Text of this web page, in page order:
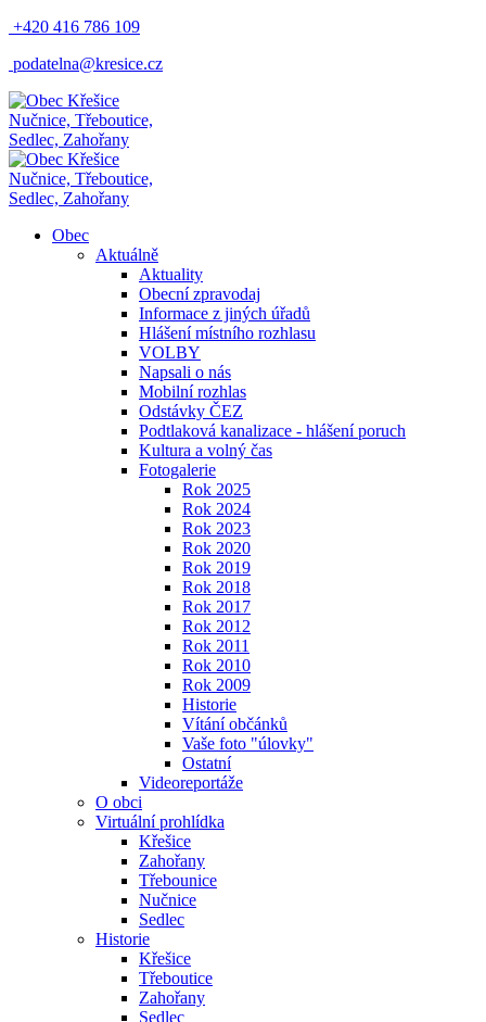
+420 416 786 109
podatelna@kresice.cz
Nučnice, Třeboutice,
Sedlec, Zahořany
Nučnice, Třeboutice,
Sedlec, Zahořany
Obec
Aktuálně
Aktuality
Obecní zpravodaj
Informace z jiných úřadů
Hlášení místního rozhlasu
VOLBY
Napsali o nás
Mobilní rozhlas
Odstávky ČEZ
Podtlaková kanalizace - hlášení poruch
Kultura a volný čas
Fotogalerie
Rok 2025
Rok 2024
Rok 2023
Rok 2020
Rok 2019
Rok 2018
Rok 2017
Rok 2012
Rok 2011
Rok 2010
Rok 2009
Historie
Vítání občánků
Vaše foto "úlovky"
Ostatní
Videoreportáže
O obci
Virtuální prohlídka
Křešice
Zahořany
Třebounice
Nučnice
Sedlec
Historie
Křešice
Třeboutice
Zahořany
Sedlec